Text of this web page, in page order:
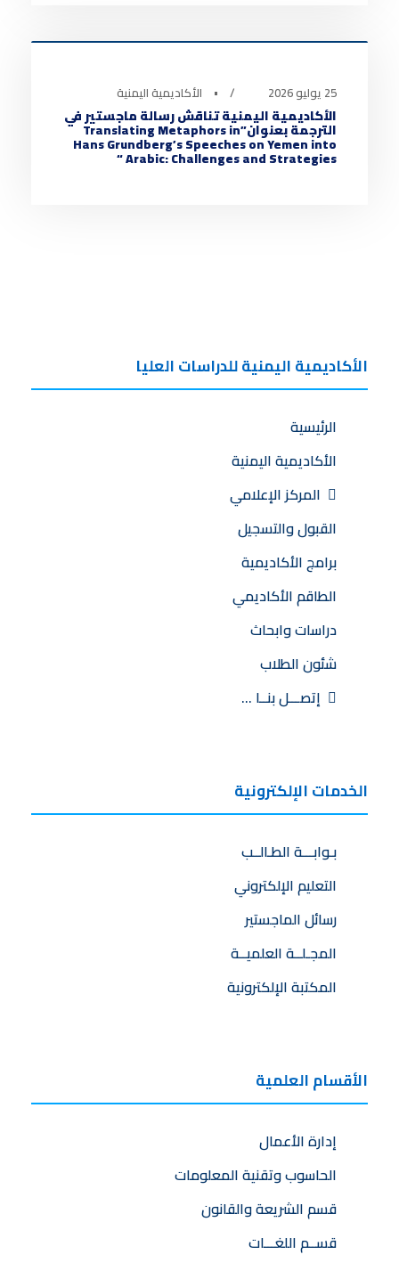
25 يوليو 2026 • الأكاديمية اليمنية
الأكاديمية اليمنية تناقش رسالة ماجستير في
الترجمة بعنوان”Translating Metaphors in
Hans Grundberg’s Speeches on Yemen into
Arabic: Challenges and Strategies “
الأكاديمية اليمنية للدراسات العليا
الرئيسية
الأكاديمية اليمنية
المركز الإعلامي
القبول والتسجيل
برامج الأكاديمية
الطاقم الأكاديمي
دراسات وابحاث
شئون الطلاب
إتصـــل بنــا …
الخدمات الإلكترونية
بـوابـــة الطـالــب
التعليم الإلكتروني
رسائل الماجستير
المجـلــة العلميــة
المكتبة الإلكترونية
الأقسام العلمية
إدارة الأعمال
الحاسوب وتقنية المعلومات
قسم الشريعة والقانون
قســم اللغـــات